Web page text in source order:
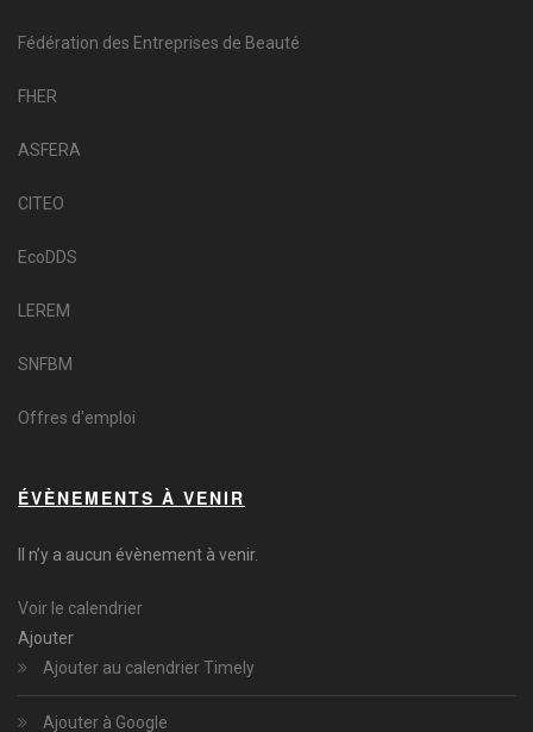
Fédération des Entreprises de Beauté
FHER
ASFERA
CITEO
EcoDDS
LEREM
SNFBM
Offres d'emploi
ÉVÈNEMENTS À VENIR
Il n’y a aucun évènement à venir.
Voir le calendrier
Ajouter
Ajouter au calendrier Timely
Ajouter à Google